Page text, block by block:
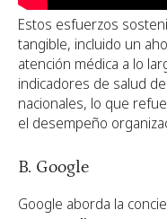
Estos esfuerzos
tangible, incluido un
atención médica a lo
indicadores de salud
nacionales, lo que
el desempeño
B. Google
Google aborda la